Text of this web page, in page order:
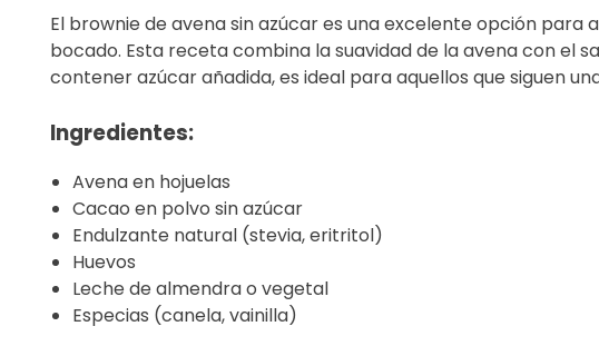
El brownie de avena sin azúcar es una excelente opción
bocado. Esta receta combina la suavidad de la avena con el
contener azúcar añadida, es ideal para aquellos que siguen
Ingredientes:
Avena en hojuelas
Cacao en polvo sin azúcar
Endulzante natural (stevia, eritritol)
Huevos
Leche de almendra o vegetal
Especias (canela, vainilla)